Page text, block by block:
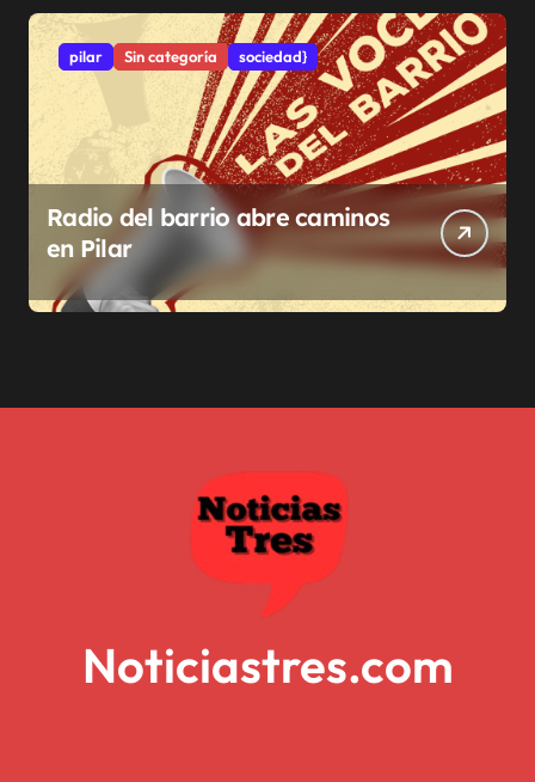
pilar Sin categoría sociedad}
Radio del barrio abre caminos
en Pilar
Noticiastres.com